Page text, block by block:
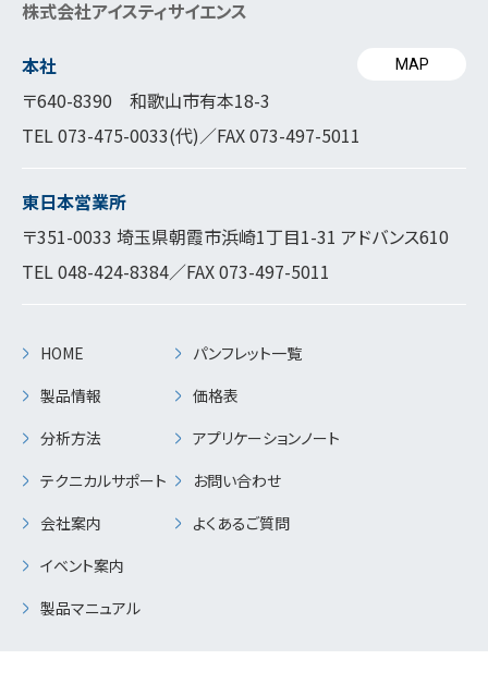
株式会社アイスティサイエンス
本社
〒640-8390 和歌山市有本18-3
TEL073-475-0033(代)／FAX 073-497-5011
MAP
東日本営業所
〒351-0033 埼玉県朝霞市浜崎1丁目1-31 アドバンス610
TEL048-424-8384／FAX 073-497-5011
HOME
製品情報
分析方法
テクニカルサポート
会社案内
イベント案内
製品マニュアル
パンフレット一覧
価格表
アプリケーションノート
お問い合わせ
よくあるご質問